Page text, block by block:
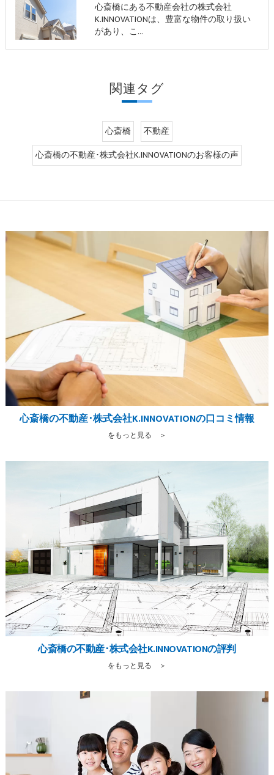
心斎橋にある不動産会社の株式会社
K.INNOVATIONは、豊富な物件の取り扱い
があり、こ…
関連タグ
心斎橋
不動産
心斎橋の不動産･株式会社K.INNOVATIONのお客様の声
心斎橋の不動産･株式会社K.INNOVATIONの口コミ情報
をもっと見る ＞
心斎橋の不動産･株式会社K.INNOVATIONの評判
をもっと見る ＞